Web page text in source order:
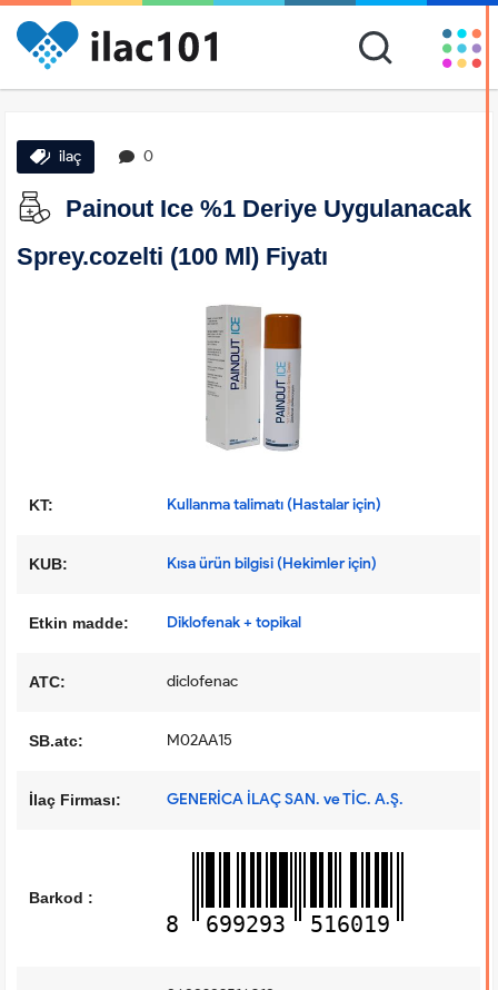
ilaç 0
Painout Ice %1 Deriye Uygulanacak
Sprey.cozelti (100 Ml) Fiyatı
KT: Kullanma talimatı (Hastalar için)
KUB: Kısa ürün bilgisi (Hekimler için)
Etkin madde: Diklofenak + topikal
ATC: diclofenac
SB.atc: M02AA15
İlaç Firması: GENERİCA İLAÇ SAN. ve TİC. A.Ş.
Barkod :
8 699293 516019